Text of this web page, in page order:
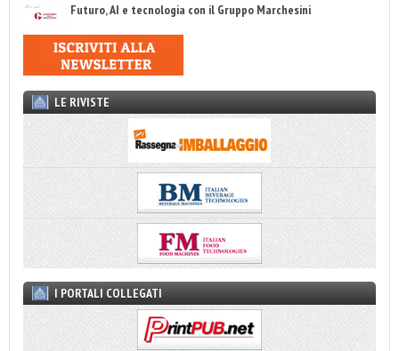
Futuro, AI e tecnologia con il Gruppo Marchesini
LE RIVISTE
I PORTALI COLLEGATI